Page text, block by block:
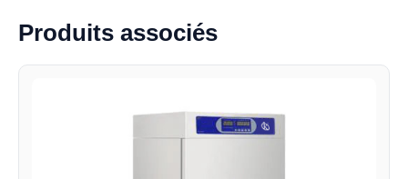
Produits associés